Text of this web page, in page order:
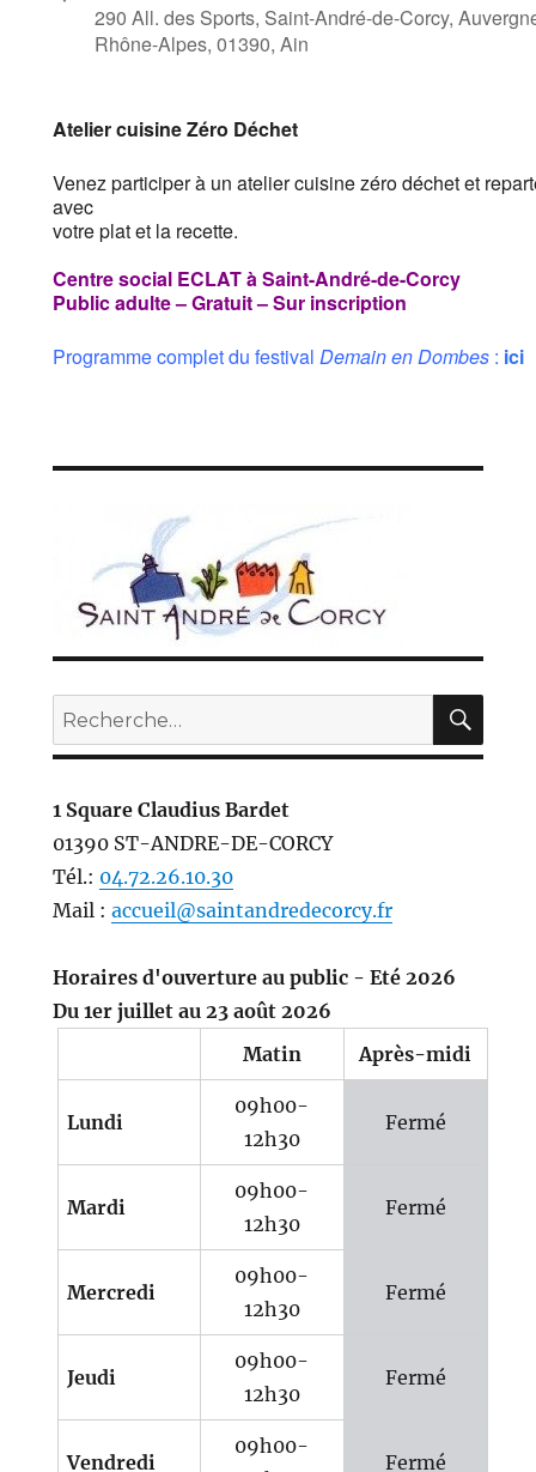
290 All. des Sports, Saint-André-de-Corcy,
Rhône-Alpes, 01390, Ain
AteliercuisineZéro Déchet
Venez participer à un ateliercuisinezéro déchet et
avec
votre plat et la recette.
Centre social ECLAT à Saint-André-de-Corcy
Public adulte – Gratuit – Sur inscription
Programme complet du festival Demain en Dombes: ici
Recherche
pour :
1 Square Claudius Bardet
01390 ST-ANDRE-DE-CORCY
Tél.: 04.72.26.10.30
Mail : accueil@saintandredecorcy.fr
Horaires d'ouverture au public - Eté 2026
Du 1er juillet au 23 août 2026
Matin
Après-midi
Lundi
09h00-
12h30
Fermé
Mardi
09h00-
12h30
Fermé
Mercredi
09h00-
12h30
Fermé
Jeudi
09h00-
12h30
Fermé
Vendredi
09h00-
Fermé